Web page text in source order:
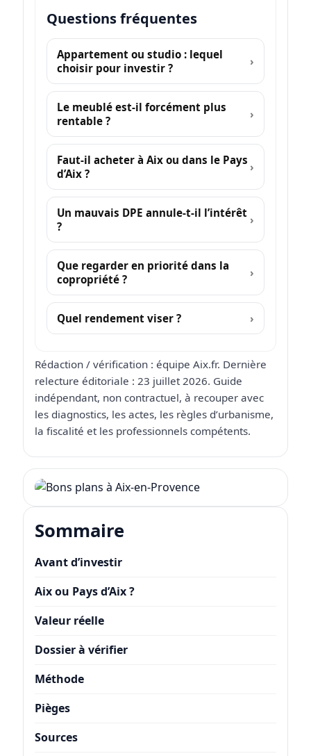
Questions fréquentes
Appartement ou studio : lequel
choisir pour investir ?
Le meublé est-il forcément plus
rentable ?
Faut-il acheter à Aix ou dans le Pays
d’Aix ?
Un mauvais DPE annule-t-il l’intérêt
?
Que regarder en priorité dans la
copropriété ?
Quel rendement viser ?
Rédaction / vérification : équipe Aix.fr. Dernière
relecture éditoriale : 23 juillet 2026. Guide
indépendant, non contractuel, à recouper avec
les diagnostics, les actes, les règles d’urbanisme,
la fiscalité et les professionnels compétents.
Sommaire
Avant d’investir
Aix ou Pays d’Aix ?
Valeur réelle
Dossier à vérifier
Méthode
Pièges
Sources